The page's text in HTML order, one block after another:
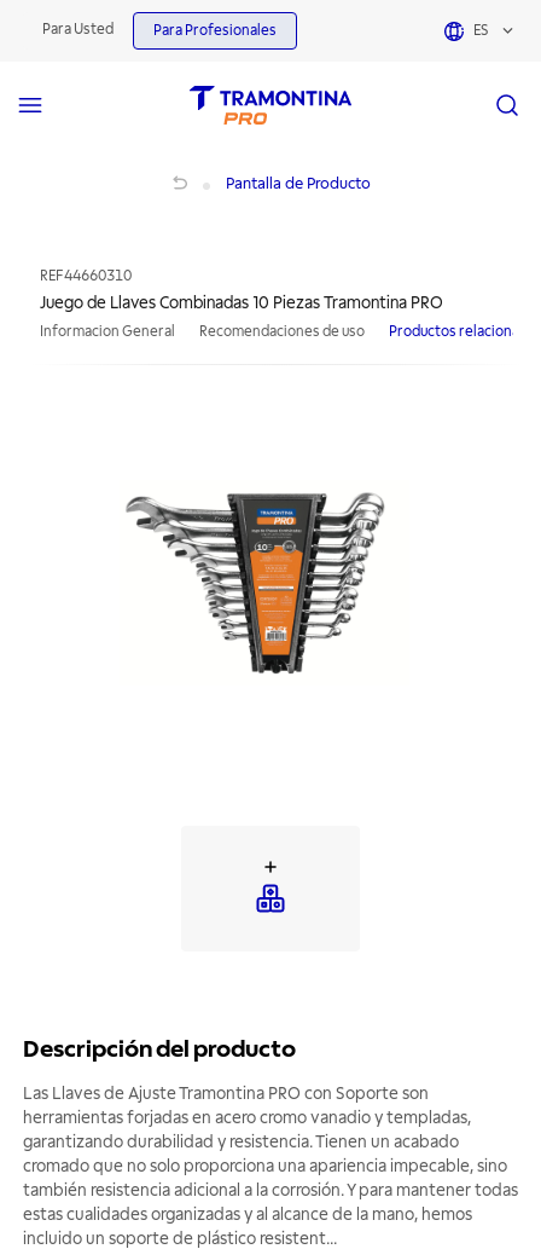
Para Usted Para Profesionales ES
Pantalla de Producto
REF44660310
Juego de Llaves Combinadas 10 Piezas Tramontina PRO
Informacion General Recomendaciones de uso Productos
Descripción del producto
Las Llaves de Ajuste Tramontina PRO con Soporte son
herramientas forjadas en acero cromo vanadio y templadas,
garantizando durabilidad y resistencia. Tienen un acabado
cromado que no solo proporciona una apariencia impecable, sino
también resistencia adicional a la corrosión. Y para mantener todas
estas cualidades organizadas y al alcance de la mano, hemos
incluido un soporte de plástico resistent...